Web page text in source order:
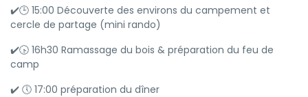
✔️🕒 15:00 Découverte des environs du campement et
cercle de partage (mini rando)
✔️🕟 16h30 Ramassage du bois & préparation du feu de
camp
✔️ 🕔 17:00 préparation du dîner